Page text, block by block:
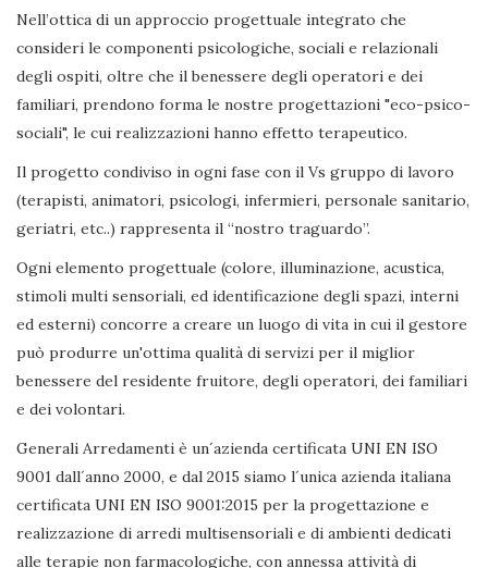
Nell’ottica di un approccio progettuale integrato che
consideri le componenti psicologiche, sociali e relazionali
degli ospiti, oltre che il benessere degli operatori e dei
familiari, prendono forma le nostre progettazioni "eco-psico-
sociali", le cui realizzazioni hanno effetto terapeutico.
Il progetto condiviso in ogni fase con il Vs gruppo di lavoro
(terapisti, animatori, psicologi, infermieri, personale sanitario,
geriatri, etc..) rappresenta il “nostro traguardo”.
Ogni elemento progettuale (colore, illuminazione, acustica,
stimoli multi sensoriali, ed identificazione degli spazi, interni
ed esterni) concorre a creare un luogo di vita in cui il gestore
può produrre un'ottima qualità di servizi per il miglior
benessere del residente fruitore, degli operatori, dei familiari
e dei volontari.
Generali Arredamenti è un´azienda certificata UNI EN ISO
9001 dall´anno 2000, e dal 2015 siamo l´unica azienda italiana
certificata UNI EN ISO 9001:2015 per la progettazione e
realizzazione di arredi multisensoriali e di ambienti dedicati
alle terapie non farmacologiche, con annessa attività di